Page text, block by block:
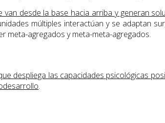
desde la base hacia arriba y generan
múltiples interactúan y se adaptan
meta-agregados y meta-meta-agregados.
despliega las capacidades psicológicas
.